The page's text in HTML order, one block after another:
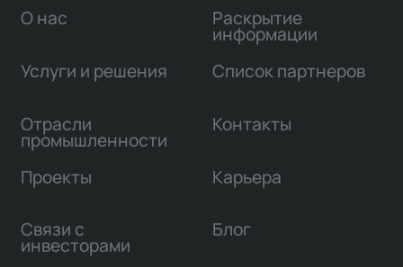
О нас
Услуги и решения
Отрасли
промышленности
Проекты
Связи с
инвесторами
Раскрытие
информации
Список партнеров
Контакты
Карьера
Блог